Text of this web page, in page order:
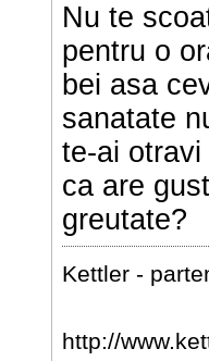
Nu te
pentru o
bei asa
sanatate
te-ai
ca are
greutate?
Kettler -
http://